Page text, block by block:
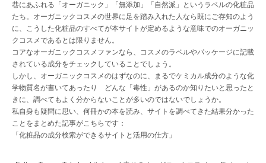
巷にあふれる「オーガニック」「無添加」「自然派」というラベルの化粧品
たち。オーガニックコスメの世界に足を踏み入れた人なら既にご存知のよう
に、こうした化粧品のすべてが本サイトが定めるような意味でのオーガニッ
クコスメであるとは限りません。
コアなオーガニックコスメファンなら、コスメのラベルやパッケージに記載
されている成分をチェックしていることでしょう。
しかし、オーガニックコスメのはずなのに、まるでケミカル成分のような化
学物質名が書いてあったり どんな「毒性」があるのか知りたいと思ったと
きに、調べてもよく分からないことが多いのではないでしょうか。
私自身も疑問に思い、何冊かの本を読み、サイトを調べてきた結果分かった
ことをまとめた記事がこちらです：
「化粧品の成分検索ができるサイトと活用の仕方」